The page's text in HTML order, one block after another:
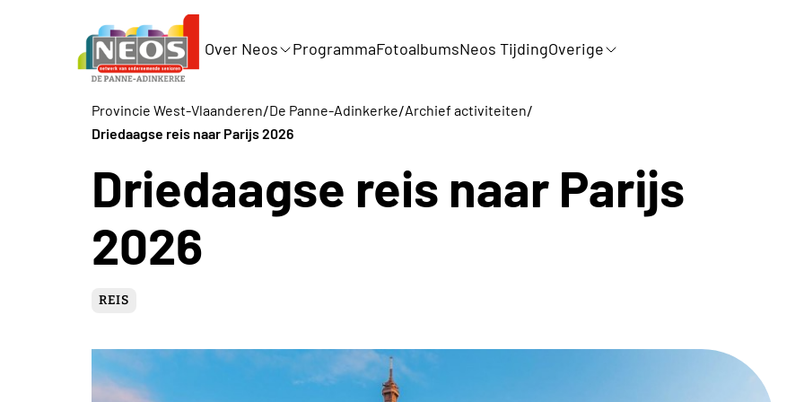
Over Neos ProgrammaFotoalbumsNeos TijdingOverige
Provincie West-Vlaanderen/De Panne-Adinkerke/Archief activiteiten/
Driedaagse reis naar Parijs 2026
Driedaagse reis naar Parijs
2026
REIS